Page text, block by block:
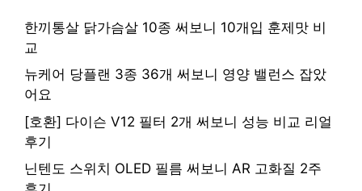
한끼통살 닭가슴살 10종 써보니 10개입 훈제맛 비
교
뉴케어 당플랜 3종 36개 써보니 영양 밸런스 잡았
어요
[호환] 다이슨 V12 필터 2개 써보니 성능 비교 리얼
후기
닌텐도 스위치 OLED 필름 써보니 AR 고화질 2주